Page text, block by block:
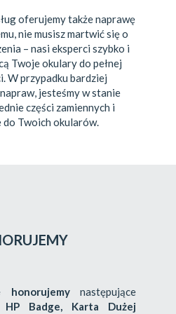
oferujemy także naprawę
nie musisz martwić się o
– nasi eksperci szybko i
Twoje okulary do pełnej
W przypadku bardziej
jesteśmy w stanie
części zamiennych i
do Twoich okularów.
honorujemynastępujące
HP Badge, Karta Dużej